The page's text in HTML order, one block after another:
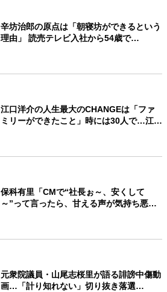
辛坊治郎の原点は「朝寝坊ができるという
理由」 読売テレビ入社から54歳で…
江口洋介の人生最大のCHANGEは「ファ
ミリーができたこと」時には30人で…江…
保科有里「CMで“社長ぉ～、安くして
～”って言ったら、甘える声が気持ち悪…
元衆院議員・山尾志桜里が語る誹謗中傷動
画…「計り知れない」切り抜き落選…